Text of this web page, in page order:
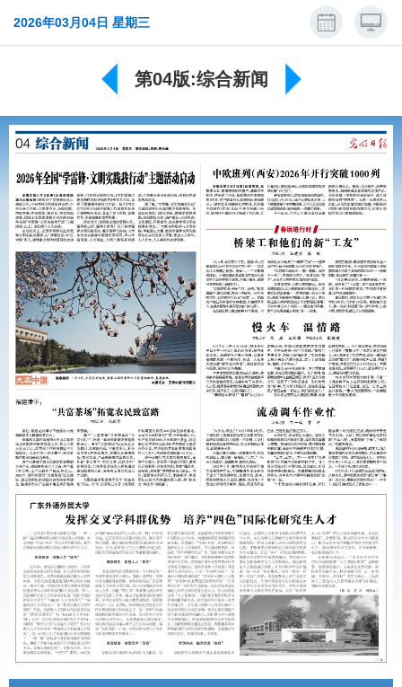
2026年03月04日 星期三
第04版:综合新闻